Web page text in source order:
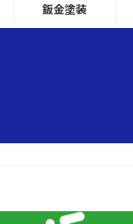
鈑金塗装